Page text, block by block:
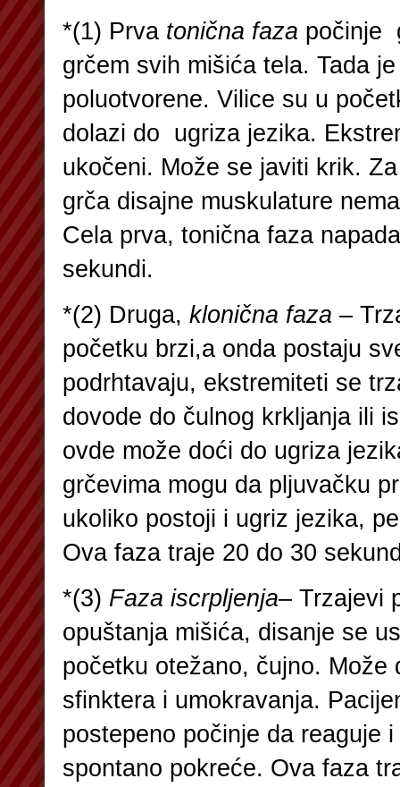
*(1) Prva tonična faza počinje
grčem svih mišića tela. Tada
poluotvorene. Vilice su u
dolazi do ugriza jezika.
ukočeni. Može se javiti krik.
grča disajne muskulature
Cela prva, tonična faza
sekundi.
*(2) Druga, klonična faza –
početku brzi,a onda postaju
podrhtavaju, ekstremiteti se
dovode do čulnog krkljanja ili
ovde može doći do ugriza
grčevima mogu da pljuvačku
ukoliko postoji i ugriz jezika,
Ova faza traje 20 do 30
*(3) Faza iscrpljenja– Trzajevi
opuštanja mišića, disanje se
početku otežano, čujno. Može
sfinktera i umokravanja.
postepeno počinje da reaguje
spontano pokreće. Ova faza